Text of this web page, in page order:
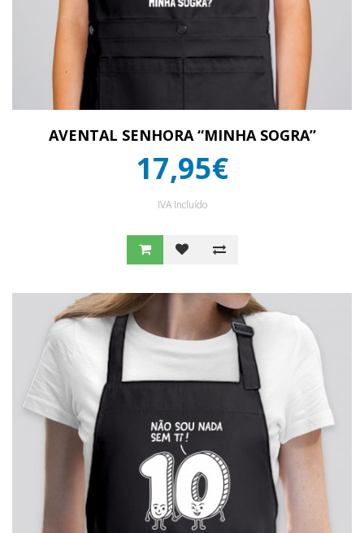
AVENTAL SENHORA “MINHA SOGRA”
17,95€
IVA Incluído